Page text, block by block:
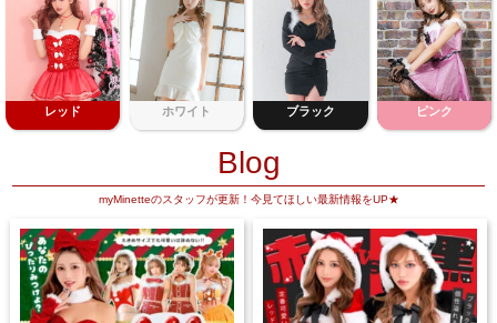
レッド ホワイト ブラック ピンク
Blog
myMinetteのスタッフが更新！今見てほしい最新情報をUP★